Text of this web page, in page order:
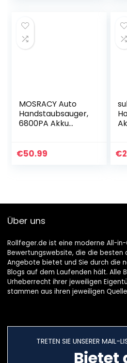
MOSRACY Auto
Handstaubsauger,
6800PA Akku
Staubsauger mit 2
€50.99 €
Über uns
Rollfeger.de ist eine moderne All-
Bewertungswebsite, die die besten
Angebote bietet und Sie durch die
Blogs auf dem Laufenden hält. Alle
Urheberrecht ihrer jeweiligen
stammen aus ihren jeweiligen
TRETEN SIE UNSERER MAIL-
Bietet